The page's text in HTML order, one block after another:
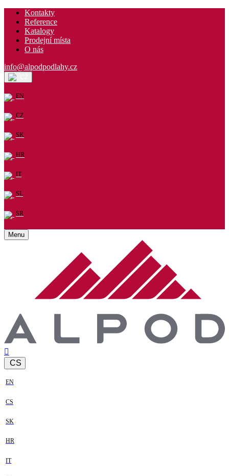
Kontakty
Reference
Katalogy
Prodejní místa
O nás
info@alpodpodlahy.cz
EN
CZ
SK
HR
IT
SL
SR
Menu
CS
EN
CS
SK
HR
IT